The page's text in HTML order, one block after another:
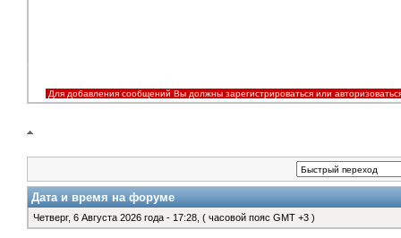
Для добавления сообщений Вы должны зарегистрироваться или
Дата и время на форуме
Четверг, 6 Августа 2026 года - 17:28, ( часовой пояс GMT +3 )